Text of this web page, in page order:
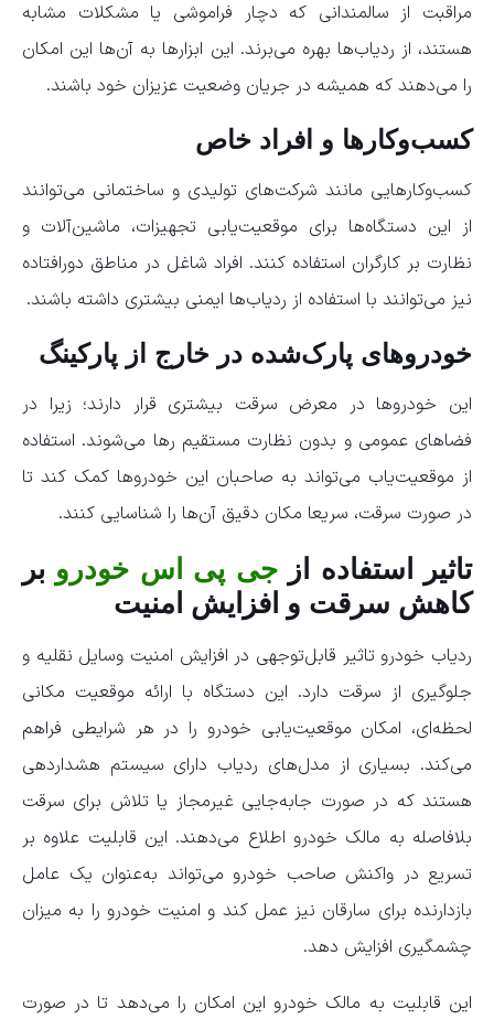
مراقبت از سالمندانی که دچار فراموشی یا مشکلات مشابه
هستند، از ردیاب‌ها بهره‌ می‌برند. این ابزارها به آن‌ها این امکان
را می‌دهند که همیشه در جریان وضعیت عزیزان خود باشند.
کسب‌وکارها و افراد خاص
کسب‌وکارهایی مانند شرکت‌های تولیدی و ساختمانی می‌توانند
از این دستگاه‌‌ها برای موقعیت‌یابی تجهیزات، ماشین‌آلات و
نظارت بر کارگران استفاده کنند. افراد شاغل در مناطق دورافتاده
نیز می‌توانند با استفاده از ردیاب‌ها ایمنی بیشتری داشته باشند.
خودروهای پارک‌شده در خارج از پارکینگ
این خودروها در معرض سرقت بیشتری قرار دارند؛ زیرا در
فضاهای عمومی و بدون نظارت مستقیم رها می‌شوند. استفاده
از موقعیت‌یاب می‌تواند به صاحبان این خودروها کمک کند تا
در صورت سرقت، سریعا مکان دقیق آن‌ها را شناسایی کنند.
تاثیر استفاده ازجی پی اس خودرو بر
کاهش سرقت و افزایش امنیت
ردیاب خودرو تاثیر قابل‌توجهی در افزایش امنیت وسایل نقلیه و
جلوگیری از سرقت دارد. این دستگاه با ارائه موقعیت مکانی
لحظه‌ای، امکان موقعیت‌یابی خودرو را در هر شرایطی فراهم
می‌کند. بسیاری از مدل‌های ردیاب دارای سیستم هشداردهی
هستند که در صورت جابه‌جایی غیرمجاز یا تلاش برای سرقت
بلافاصله به مالک خودرو اطلاع می‌دهند. این قابلیت علاوه بر
تسریع در واکنش صاحب خودرو می‌تواند به‌عنوان یک عامل
بازدارنده برای سارقان نیز عمل کند و امنیت خودرو را به میزان
چشمگیری افزایش دهد.
این قابلیت به مالک خودرو این امکان را می‌دهد تا در صورت